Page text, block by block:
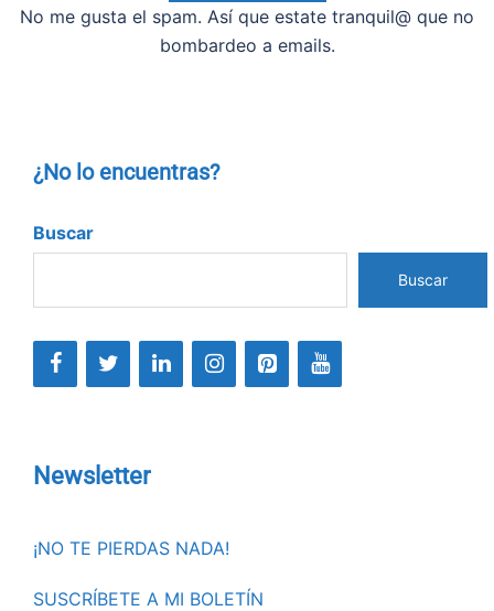
No me gusta el spam. Así que estate tranquil@ que no
bombardeo a emails.
¿No lo encuentras?
Buscar
Buscar
Newsletter
¡NO TE PIERDAS NADA!
SUSCRÍBETE A MI BOLETÍN